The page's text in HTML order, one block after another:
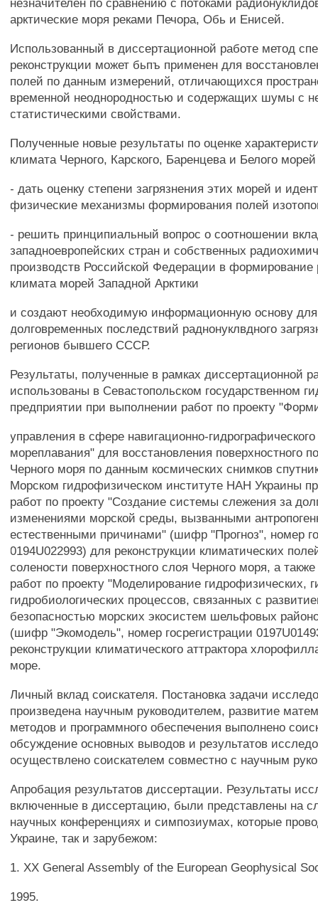
незначителен по сравнению с потоками
арктические моря реками Печора, Обь и Енисей.
Использованный в диссертационной работе метод
реконструкции может бьпъ применен для
полей по данным измерений, отличающихся
временной неоднородностью и содержащих шумы с
статистическими свойствами.
Полученные новые результаты по оценке
климата Черного, Карского, Баренцева и Белого
- дать оценку степени загрязнения этих морей и
физические механизмы формирования полей
- решить принципиальный вопрос о соотношении
западноевропейских стран и собственных
производств Российской Федерации в формирование
климата морей Западной Арктики
и создают необходимую информационную основу для
долговременных последствий раднонуклвдного
регионов бывшего СССР.
Результаты, полученные в рамках диссертационной
использованы в Севастопольском государственном
предприятии при выполнении работ по проекту
управления в сфере навигационно-
мореплавания" для восстановления поверхностного
Черного моря по данным космических снимков
Морском гидрофизическом институте HAH Украины
работ по проекту "Создание системы слежения за
изменениями морской среды, вызванными
естественными причинами" (шифр "Прогноз", номер
0194U022993) для реконструкции климатических
солености поверхностного слоя Черного моря, а
работ по проекту "Моделирование гидрофизических,
гидробиологических процессов, связанных с
безопасностью морских экосистем шельфовых
(шифр "Экомодель", номер госрегистрации
реконструкции климатического аттрактора
море.
Личный вклад соискателя. Постановка задачи
произведена научным руководителем, развитие
методов и программного обеспечения выполнено
обсуждение основных выводов и результатов
осуществлено соискателем совместно с научным
Апробация результатов диссертации. Результаты
включенные в диссертацию, были представлены на
научных конференциях и симпозиумах, которые
Украине, так и зарубежом:
1. XX General Assembly of the European Geophysical
1995.